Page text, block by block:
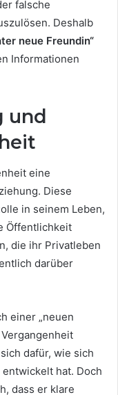
falsche
Deshalb
neue Freundin“
Informationen
und
eine
Diese
in seinem Leben,
Öffentlichkeit
die ihr Privatleben
darüber
einer „neuen
dafür, wie sich
hat. Doch
dass er klare